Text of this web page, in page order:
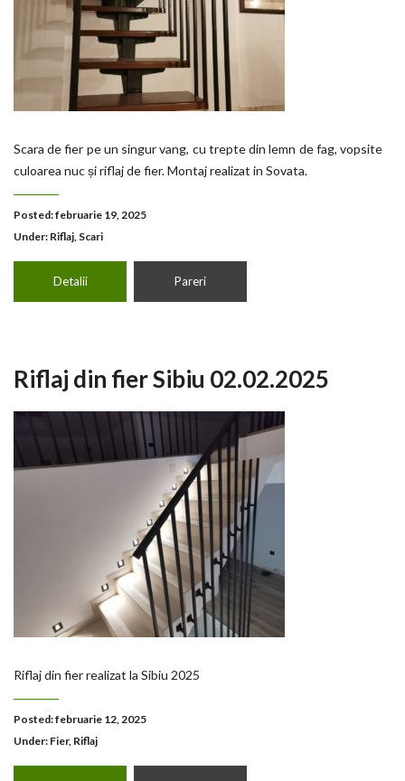
Scara de fier pe un singur vang, cu trepte din lemn de fag, vopsite
culoarea nuc și riflaj de fier. Montaj realizat in Sovata.
Posted: februarie 19, 2025
Under: Riflaj, Scari
Detalii Pareri
Riflaj din fier Sibiu 02.02.2025
Riflaj din fier realizat la Sibiu 2025
Posted: februarie 12, 2025
Under: Fier, Riflaj